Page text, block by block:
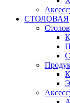
СТОЛОВАЯ